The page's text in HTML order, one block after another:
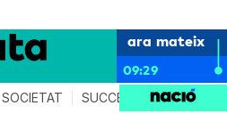
ara mateix
09:29
SOCIETAT SUCCESSOS AGENDA